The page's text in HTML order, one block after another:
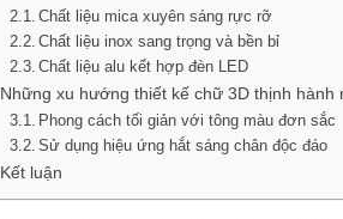
Chất liệu mica xuyên sáng rực rỡ
Chất liệu inox sang trọng và bền bỉ
Chất liệu alu kết hợp đèn LED
Những xu hướng thiết kế chữ 3D thịnh hành
Phong cách tối giản với tông màu đơn sắc
Sử dụng hiệu ứng hắt sáng chân độc đáo
Kết luận